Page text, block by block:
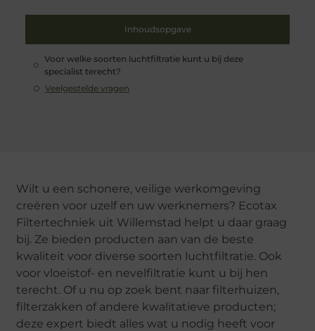
Inhoudsopgave
Voor welke soorten luchtfiltratie kunt u bij deze
specialist terecht?
Veelgestelde vragen
Wilt u een schonere, veilige werkomgeving
creëren voor uzelf en uw werknemers? Ecotax
Filtertechniek uit Willemstad helpt u daar graag
bij. Ze bieden producten aan van de beste
kwaliteit voor diverse soorten luchtfiltratie. Ook
voor vloeistof- en nevelfiltratie kunt u bij hen
terecht. Of u nu op zoek bent naar filterhuizen,
filterzakken of andere kwalitatieve producten;
deze expert biedt alles wat u nodig heeft voor